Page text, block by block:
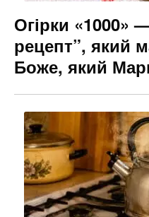
Огірки «1000»
рецепт”, який
Боже, який